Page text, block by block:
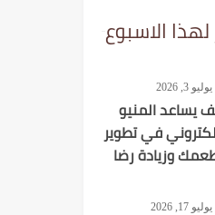
الاسبوع
يوليو 3, 2026
يساعد المنيو
في تطوير
وزيادة رضا
يوليو 17, 2026